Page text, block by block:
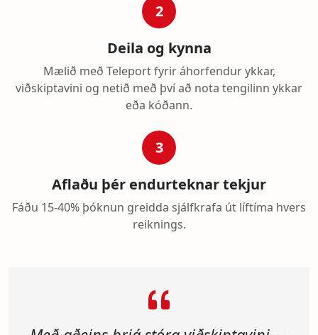
2
Deila og kynna
Mælið með Teleport fyrir áhorfendur ykkar,
viðskiptavini og netið með því að nota tengilinn ykkar
eða kóðann.
3
Aflaðu þér endurteknar tekjur
Fáðu 15-40% þóknun greidda sjálfkrafa út líftíma hvers
reiknings.